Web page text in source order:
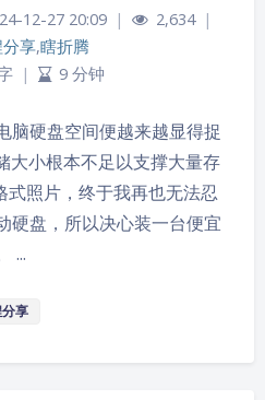
12-27 20:09 | 2,634
|
享,瞎折腾
| 9 分钟
脑硬盘空间便越来越显得捉
大小根本不足以支撑大量存
照片，终于我再也无法忍
硬盘，所以决心装一台便宜
...
享